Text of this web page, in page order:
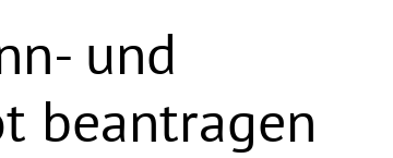
und
beantragen